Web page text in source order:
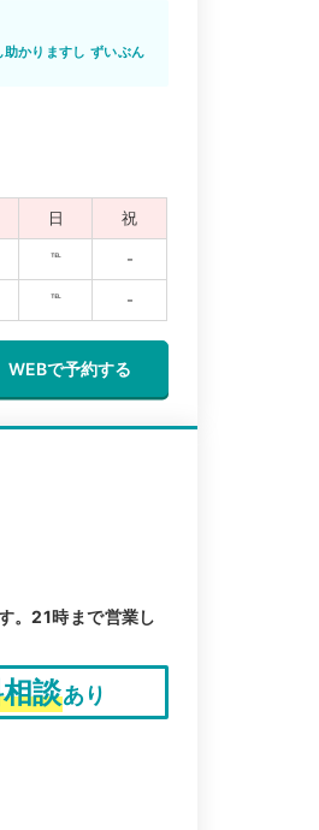
開始していただけると
かりますし ずいぶん
日 祝
℡ -
℡ -
WEBで予約する
。21時まで営業し
談あり